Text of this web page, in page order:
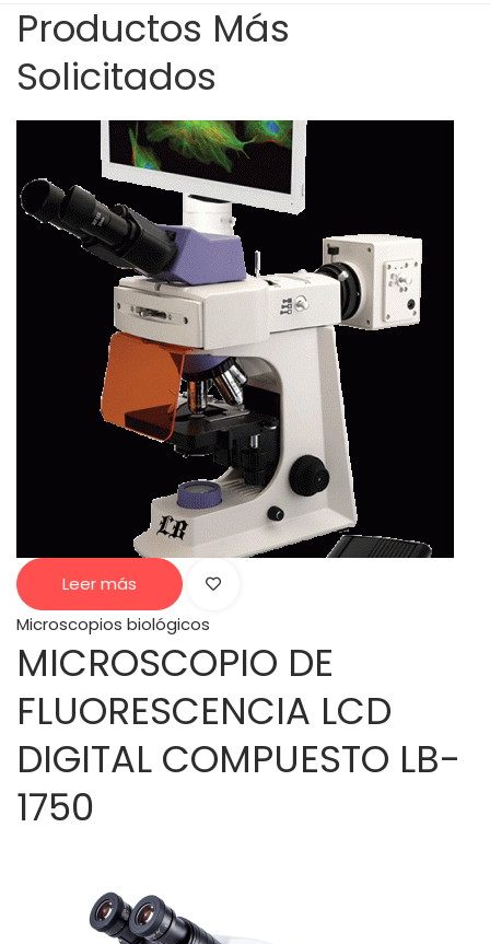
Productos Más
Solicitados
Leer más
Microscopios biológicos
MICROSCOPIO DE
FLUORESCENCIA LCD
DIGITAL COMPUESTO LB-
1750